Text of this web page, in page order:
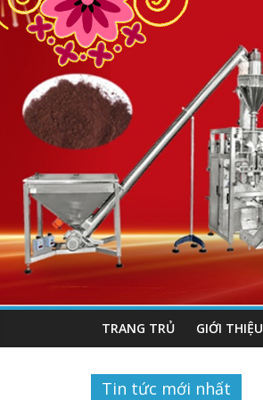
TRANG TRỦ GIỚI THIỆU
Tin tức mới nhất